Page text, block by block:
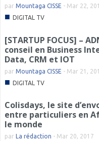
par Mountaga CISSE - Mar 22,
■ DIGITAL TV
[STARTUP FOCUS] –
conseil en Business
Data, CRM et IOT
par Mountaga CISSE - Mar 21,
■ DIGITAL TV
Colisdays, le site
entre particuliers en
le monde
par La rédaction - Mar 20, 2017